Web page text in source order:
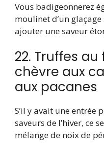
Vous badigeonnerez
moulinet d’un
ajouter une saveur
22. Truffes
chèvre aux
aux pacanes
S’il y avait une entrée
saveurs de l’hiver, ce
mélange de noix de